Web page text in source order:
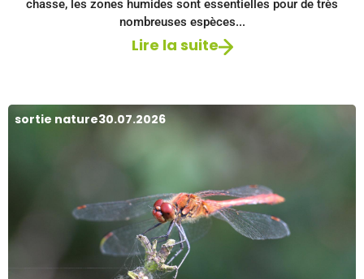
chasse, les zones humides sont essentielles pour de très
nombreuses espèces...
Lire la suite
sortie nature30.07.2026